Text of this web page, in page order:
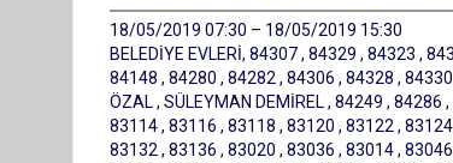
18/05/2019 07:30 – 18/05/2019 15:30
BELEDİYE EVLERİ, 84307 , 84329 , 84323 ,
84148 , 84280 , 84282 , 84306 , 84328 ,
ÖZAL , SÜLEYMAN DEMİREL , 84249 ,
83114 , 83116 , 83118 , 83120 , 83122 ,
83132 , 83136 , 83020 , 83036 , 83014 ,